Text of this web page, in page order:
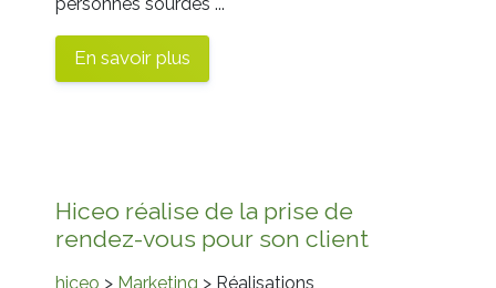
En savoir plus
Hiceo réalise de la prise de
rendez-vous pour son client
hiceo > Marketing > Réalisations